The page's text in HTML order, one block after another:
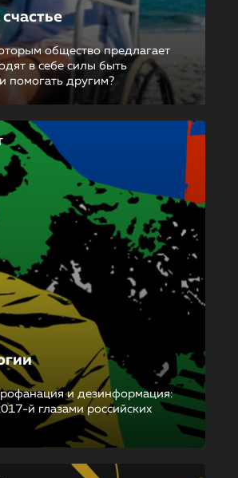
общество предлагает
в себе силы быть
помогать другим?
и дезинформация:
й глазами российских